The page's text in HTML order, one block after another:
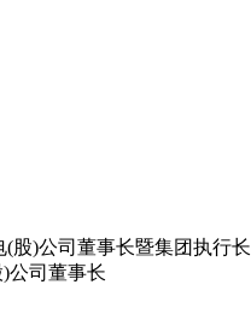
(股)公司董事长暨集团执行长
公司董事长